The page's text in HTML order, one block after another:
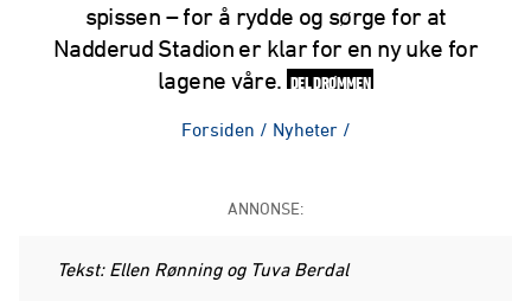
spissen – for å rydde og sørge for at
Nadderud Stadion er klar for en ny uke for
lagene våre. DEL DRØMMEN
Forsiden / Nyheter /
ANNONSE:
Tekst: Ellen Rønning og Tuva Berdal